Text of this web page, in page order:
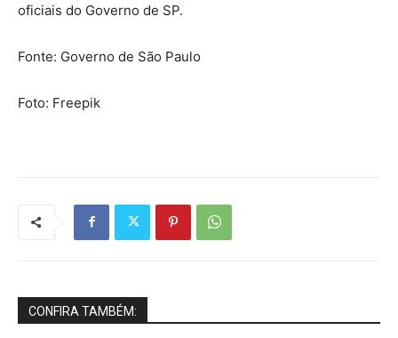
oficiais do Governo de SP.
Fonte: Governo de São Paulo
Foto: Freepik
CONFIRA TAMBÉM: